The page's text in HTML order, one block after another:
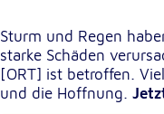
Sturm und Regen
starke Schäden
[ORT] ist betroffen.
und die Hoffnung.
Externe
Um Inhalte von